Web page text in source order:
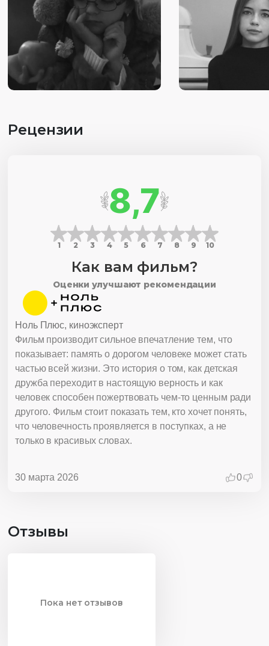
Рецензии
8,7
1 2 3 4 5 6 7 8 9 10
Как вам фильм?
Оценки улучшают рекомендации
Фильм производит сильное впечатление тем, что
показывает: память о дорогом человеке может стать
частью всей жизни. Это история о том, как детская
дружба переходит в настоящую верность и как
человек способен пожертвовать чем-то ценным ради
другого. Фильм стоит показать тем, кто хочет понять,
что человечность проявляется в поступках, а не
только в красивых словах.
30 марта 2026 0
Ноль Плюс, киноэксперт
Отзывы
Пока нет отзывов